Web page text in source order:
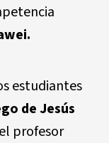
estudiantes
de Jesús
profesor